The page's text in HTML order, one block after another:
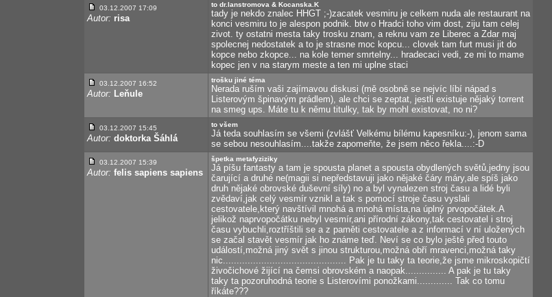
03.12.2007 17:09
Autor: risa
to dr.lanstromova & Kocanska.K
tady je nekdo znalec HHGT ;-)zacatek vesmiru je celkem nuda ale restaurant na
konci vesmiru to je alespon podnik. btw o Hradci toho vim dost, ziju tam celej
zivot. ty ostatni mesta taky trosku znam, a reknu vam ze Liberec a Zdar maj
spolecnej nedostatek a to je strasne moc kopcu... clovek tam furt musi jit do
kopce nebo zkopce... na kole temer smrtelny... hradecaci vedi, ze mi to mame
kopec jen v na starym meste a ten mi uplne staci
03.12.2007 16:52
Autor: Leňule
trošku jiné téma
Nerada ruším vaši zajímavou diskusi (mě osobně se nejvíc líbí nápad s
Listerovým špinavým prádlem), ale chci se zeptat, jestli existuje nějaký torrent
na smeg ups. Máte tu k němu titulky, tak by mohl existovat, no ni?
03.12.2007 15:45
Autor: doktorka Šáhlá
to všem
Já teda souhlasím se všemi (zvlášť Velkému bílému kapesníku:-), jenom sama
se sebou nesouhlasím....takže zapomeňte, že jsem něco řekla....:-D
03.12.2007 15:39
Autor: felis sapiens sapiens
špetka metafyziziky
Já píšu fantasty a tam je spousta planet a spousta obydlených světů,jedny jsou
čarující a druhé ne(magii si nepředstavuji jako nějaké čáry máry,ale spíš jako
druh nějaké obrovské duševní síly) no a byl vynalezen stroj času a lidé byli
zvědaví,jak celý vesmír vznikl a tak s pomocí stroje času vyslali
cestovatele,který navštívil mnohá a mnohá místa,na úplný prvopočátek.A
jelikož naprvopočátku nebyl vesmír,ani přírodní zákony,tak cestovatel i stroj
času vybuchli,roztříštili se a z paměti cestovatele a z informací v ní uložených
se začal stavět vesmír jak ho známe teď. Neví se co bylo ještě před touto
událostí,možná jiný svět s jinou strukturou,možná obří mravenci,možná taky
nic............................................. Pak je tu taky ta teorie,že jsme mikroskopičtí
živočichové žijící na čemsi obrovském a naopak............... A pak je tu taky
taky ta pozoruhodná teorie s Listerovími ponožkami............. Tak co tomu
říkáte???